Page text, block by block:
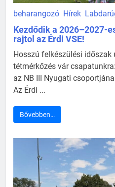
beharangozó Hírek
Kezdődik a 2026–2027-
rajtol az Érdi VSE!
Hosszú felkészülési időszak
tétmérkőzés vár
az NB III Nyugati
Az Érdi ...
Bővebben…